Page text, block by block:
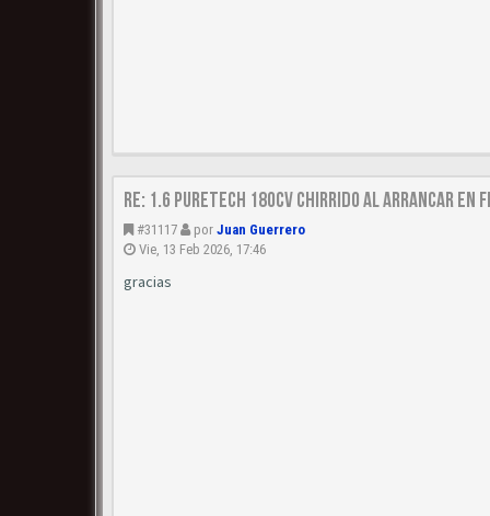
Re: 1.6 puretech 180cv chirrido al arrancar en
#31117 por Juan Guerrero
Vie, 13 Feb 2026, 17:46
gracias